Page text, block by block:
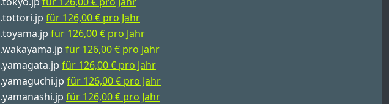
.tottori.jp für 126,00 € pro Jahr
.toyama.jp für 126,00 € pro Jahr
.wakayama.jp für 126,00 € pro Jahr
.yamagata.jp für 126,00 € pro Jahr
.yamaguchi.jp für 126,00 € pro Jahr
.yamanashi.jp für 126,00 € pro Jahr